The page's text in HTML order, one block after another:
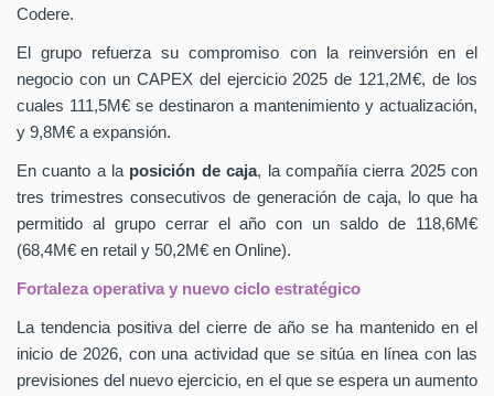
Codere.
El grupo refuerza su compromiso con la reinversión en el
negocio con un CAPEX del ejercicio 2025 de 121,2M€, de los
cuales 111,5M€ se destinaron a mantenimiento y actualización,
y 9,8M€ a expansión.
En cuanto a la posición de caja, la compañía cierra 2025 con
tres trimestres consecutivos de generación de caja, lo que ha
permitido al grupo cerrar el año con un saldo de 118,6M€
(68,4M€ en retail y 50,2M€ en Online).
Fortaleza operativa y nuevo ciclo estratégico
La tendencia positiva del cierre de año se ha mantenido en el
inicio de 2026, con una actividad que se sitúa en línea con las
previsiones del nuevo ejercicio, en el que se espera un aumento